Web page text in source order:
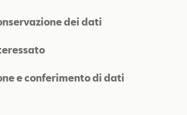
dei dati
e conferimento di dati